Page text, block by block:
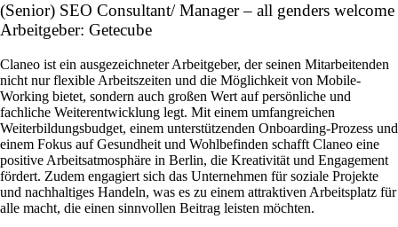
(Senior) SEO Consultant/ Manager – all genders welcome
Arbeitgeber: Getecube
Claneo ist ein ausgezeichneter Arbeitgeber, der seinen Mitarbeitenden
nicht nur flexible Arbeitszeiten und die Möglichkeit von Mobile-
Working bietet, sondern auch großen Wert auf persönliche und
fachliche Weiterentwicklung legt. Mit einem umfangreichen
Weiterbildungsbudget, einem unterstützenden Onboarding-Prozess und
einem Fokus auf Gesundheit und Wohlbefinden schafft Claneo eine
positive Arbeitsatmosphäre in Berlin, die Kreativität und Engagement
fördert. Zudem engagiert sich das Unternehmen für soziale Projekte
und nachhaltiges Handeln, was es zu einem attraktiven Arbeitsplatz für
alle macht, die einen sinnvollen Beitrag leisten möchten.